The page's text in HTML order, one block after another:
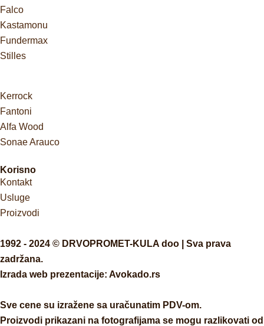
Falco
Kastamonu
Fundermax
Stilles
Kerrock
Fantoni
Alfa Wood
Sonae Arauco
Korisno
Kontakt
Usluge
Proizvodi
1992 - 2024 © DRVOPROMET-KULA doo | Sva prava
zadržana.
Izrada web prezentacije: Avokado.rs
Sve cene su izražene sa uračunatim PDV-om.
Proizvodi prikazani na fotografijama se mogu razlikovati od